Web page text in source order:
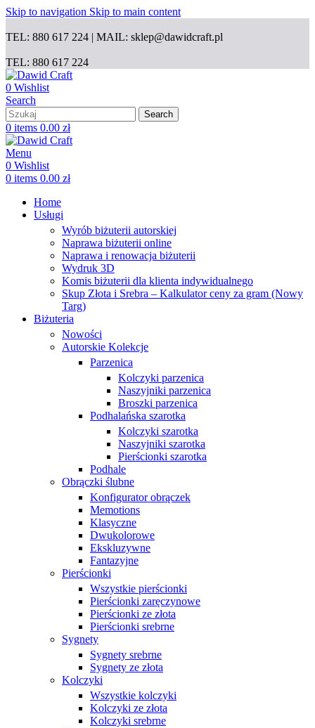
Skip to navigation Skip to main content
TEL: 880 617 224 | MAIL: sklep@dawidcraft.pl
TEL: 880 617 224
0 Wishlist
Search
Search
0 items 0.00 zł
Menu
0 Wishlist
0 items 0.00 zł
Home
Usługi
Wyrób biżuterii autorskiej
Naprawa biżuterii online
Naprawa i renowacja biżuterii
Wydruk 3D
Komis biżuterii dla klienta indywidualnego
Skup Złota i Srebra – Kalkulator ceny za gram (Nowy
Targ)
Biżuteria
Nowości
Autorskie Kolekcje
Parzenica
Kolczyki parzenica
Naszyjniki parzenica
Broszki parzenica
Podhalańska szarotka
Kolczyki szarotka
Naszyjniki szarotka
Pierścionki szarotka
Podhale
Obrączki ślubne
Konfigurator obrączek
Memotions
Klasyczne
Dwukolorowe
Ekskluzywne
Fantazyjne
Pierścionki
Wszystkie pierścionki
Pierścionki zaręczynowe
Pierścionki ze złota
Pierścionki srebrne
Sygnety
Sygnety srebrne
Sygnety ze złota
Kolczyki
Wszystkie kolczyki
Kolczyki ze złota
Kolczyki srebrne